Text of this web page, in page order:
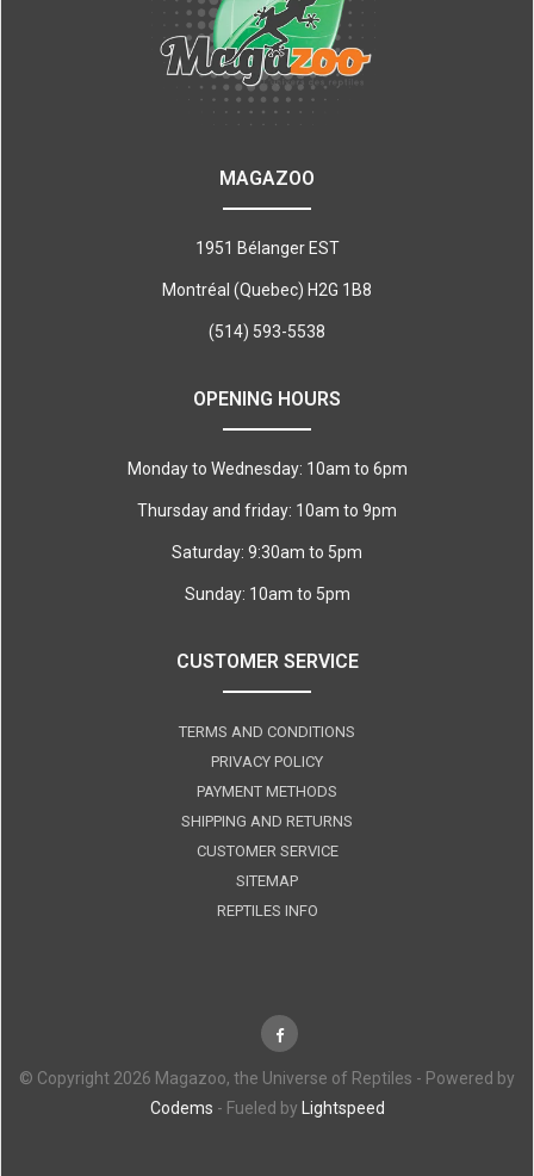
MAGAZOO
1951 Bélanger EST
Montréal (Quebec) H2G 1B8
(514) 593-5538
OPENING HOURS
Monday to Wednesday: 10am to 6pm
Thursday and friday: 10am to 9pm
Saturday: 9:30am to 5pm
Sunday: 10am to 5pm
CUSTOMER SERVICE
TERMS AND CONDITIONS
PRIVACY POLICY
PAYMENT METHODS
SHIPPING AND RETURNS
CUSTOMER SERVICE
SITEMAP
REPTILES INFO
© Copyright 2026 Magazoo, the Universe of Reptiles - Powered by
Codems - Fueled by Lightspeed